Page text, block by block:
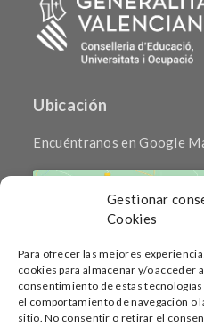
Gestionar
Cookies
Para ofrecer las mejores
cookies para almacenar y/o acceder
consentimiento de estas
el comportamiento de navegación o
sitio. No consentir o retirar el
Ubicación
Encuéntranos en Google
Haz clic para aceptar
y permitir